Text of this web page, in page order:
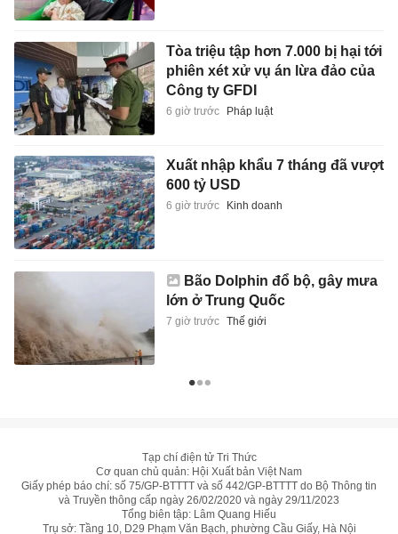
Tòa triệu tập hơn 7.000 bị hại tới
phiên xét xử vụ án lừa đảo của
Công ty GFDI
6 giờ trước Pháp luật
Xuất nhập khẩu 7 tháng đã vượt
600 tỷ USD
6 giờ trước Kinh doanh
Bão Dolphin đổ bộ, gây mưa
lớn ở Trung Quốc
7 giờ trước Thế giới
Tạp chí điện tử Tri Thức
Cơ quan chủ quản: Hội Xuất bản Việt Nam
Giấy phép báo chí: số 75/GP-BTTTT và số 442/GP-BTTTT do Bộ Thông tin
và Truyền thông cấp ngày 26/02/2020 và ngày 29/11/2023
Tổng biên tập: Lâm Quang Hiếu
Trụ sở: Tầng 10, D29 Phạm Văn Bạch, phường Cầu Giấy, Hà Nội